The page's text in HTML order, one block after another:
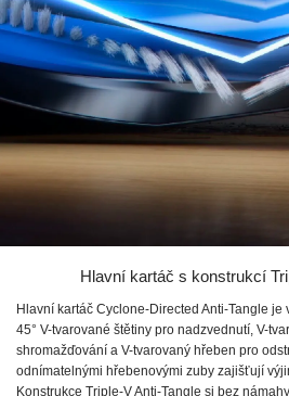
Hlavní kartáč s konstrukcí
Hlavní kartáč Cyclone-Directed Anti-Tangle
45° V-tvarované štětiny pro nadzvednutí, V-
shromažďování a V-tvarovaný hřeben pro
odnímatelnými hřebenovými zuby zajišťují
Konstrukce Triple-V Anti-Tangle si bez